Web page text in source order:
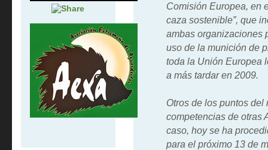
Comisión Europea, en
caza sostenible”, que
ambas organizaciones
uso de la munición de
toda la Unión Europea
a más tardar en 2009.
Otros de los puntos
competencias de otras
caso, hoy se ha
para el próximo 13 de